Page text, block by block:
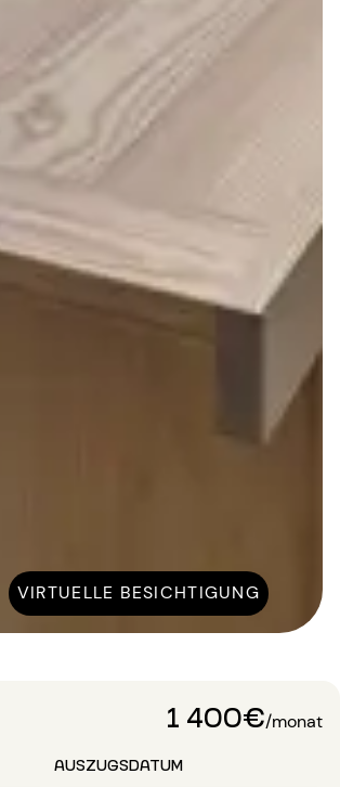
VIRTUELLE BESICHTIGUNG
1 400€/monat
AUSZUGSDATUM